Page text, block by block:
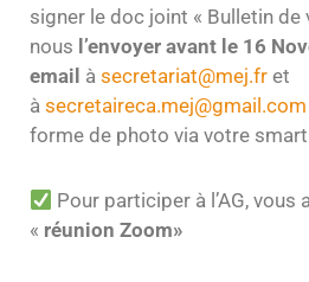
signer le doc joint « Bulletin de
nous l’envoyer avant le 16
email à secretariat@mej.fr et
à secretaireca.mej@gmail.com
forme de photo via votre
Pour participer à l’AG, vous
« réunion Zoom»